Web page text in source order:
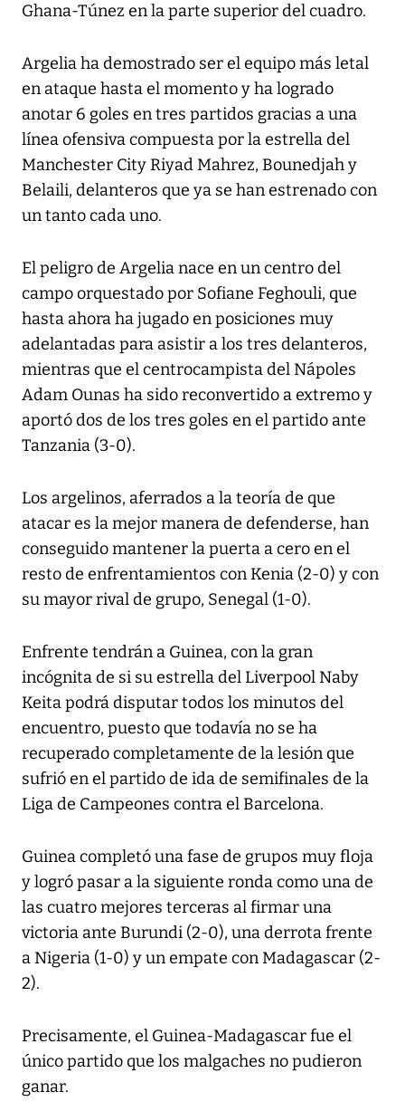
Ghana-Túnez en la parte superior del cuadro.
Argelia ha demostrado ser el equipo más letal
en ataque hasta el momento y ha logrado
anotar 6 goles en tres partidos gracias a una
línea ofensiva compuesta por la estrella del
Manchester City Riyad Mahrez, Bounedjah y
Belaili, delanteros que ya se han estrenado con
un tanto cada uno.
El peligro de Argelia nace en un centro del
campo orquestado por Sofiane Feghouli, que
hasta ahora ha jugado en posiciones muy
adelantadas para asistir a los tres delanteros,
mientras que el centrocampista del Nápoles
Adam Ounas ha sido reconvertido a extremo y
aportó dos de los tres goles en el partido ante
Tanzania (3-0).
Los argelinos, aferrados a la teoría de que
atacar es la mejor manera de defenderse, han
conseguido mantener la puerta a cero en el
resto de enfrentamientos con Kenia (2-0) y con
su mayor rival de grupo, Senegal (1-0).
Enfrente tendrán a Guinea, con la gran
incógnita de si su estrella del Liverpool Naby
Keita podrá disputar todos los minutos del
encuentro, puesto que todavía no se ha
recuperado completamente de la lesión que
sufrió en el partido de ida de semifinales de la
Liga de Campeones contra el Barcelona.
Guinea completó una fase de grupos muy floja
y logró pasar a la siguiente ronda como una de
las cuatro mejores terceras al firmar una
victoria ante Burundi (2-0), una derrota frente
a Nigeria (1-0) y un empate con Madagascar (2-
2).
Precisamente, el Guinea-Madagascar fue el
único partido que los malgaches no pudieron
ganar.